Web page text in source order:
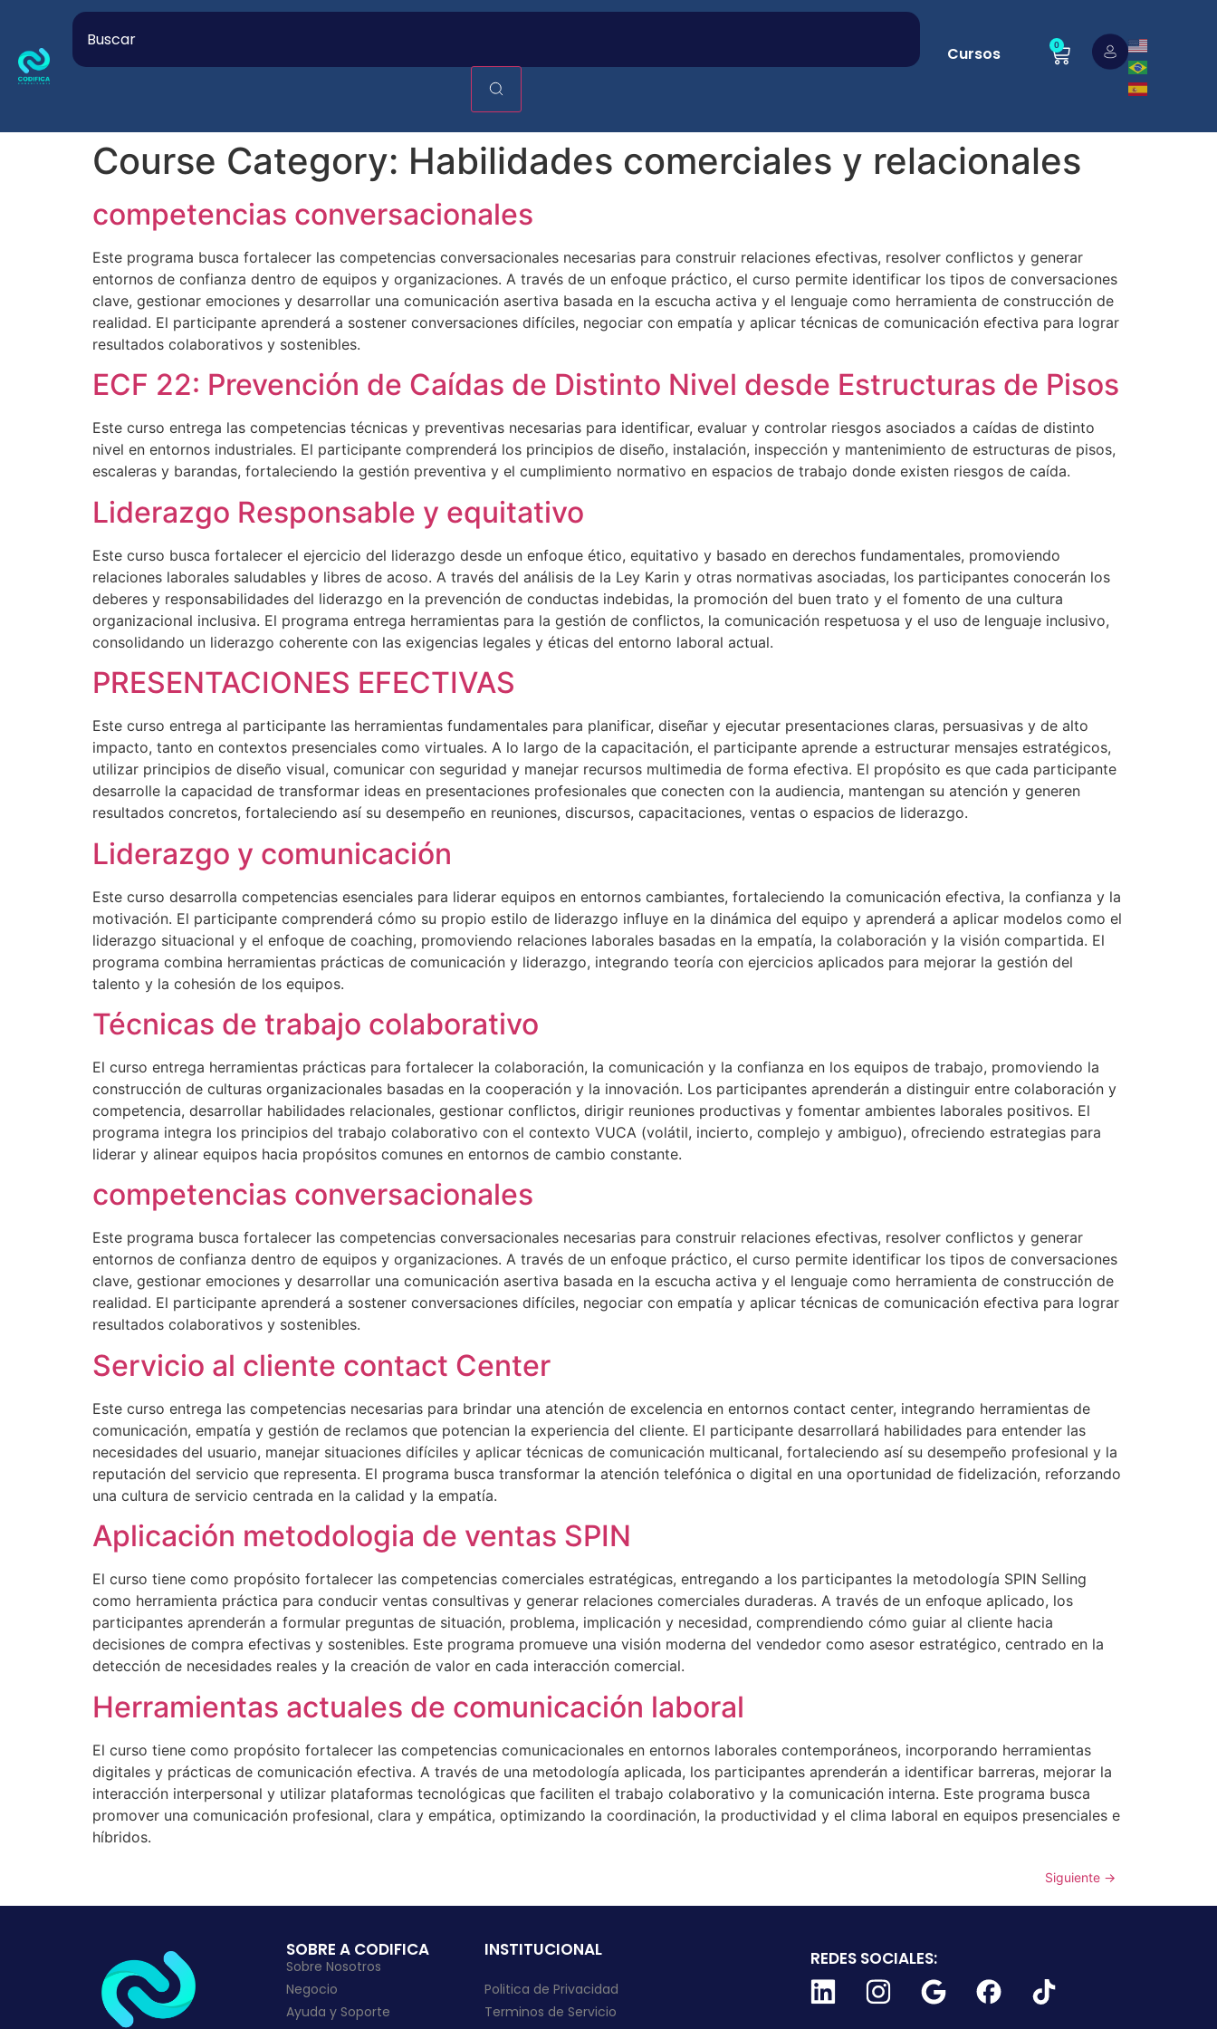
Cursos 0
Course Category: Habilidades comerciales y relacionales
competencias conversacionales
Este programa busca fortalecer las competencias conversacionales necesarias para construir relaciones efectivas, resolver conflictos y generar
entornos de confianza dentro de equipos y organizaciones. A través de un enfoque práctico, el curso permite identificar los tipos de conversaciones
clave, gestionar emociones y desarrollar una comunicación asertiva basada en la escucha activa y el lenguaje como herramienta de construcción de
realidad. El participante aprenderá a sostener conversaciones difíciles, negociar con empatía y aplicar técnicas de comunicación efectiva para lograr
resultados colaborativos y sostenibles.
ECF 22: Prevención de Caídas de Distinto Nivel desde Estructuras de Pisos
Este curso entrega las competencias técnicas y preventivas necesarias para identificar, evaluar y controlar riesgos asociados a caídas de distinto
nivel en entornos industriales. El participante comprenderá los principios de diseño, instalación, inspección y mantenimiento de estructuras de pisos,
escaleras y barandas, fortaleciendo la gestión preventiva y el cumplimiento normativo en espacios de trabajo donde existen riesgos de caída.
Liderazgo Responsable y equitativo
Este curso busca fortalecer el ejercicio del liderazgo desde un enfoque ético, equitativo y basado en derechos fundamentales, promoviendo
relaciones laborales saludables y libres de acoso. A través del análisis de la Ley Karin y otras normativas asociadas, los participantes conocerán los
deberes y responsabilidades del liderazgo en la prevención de conductas indebidas, la promoción del buen trato y el fomento de una cultura
organizacional inclusiva. El programa entrega herramientas para la gestión de conflictos, la comunicación respetuosa y el uso de lenguaje inclusivo,
consolidando un liderazgo coherente con las exigencias legales y éticas del entorno laboral actual.
PRESENTACIONES EFECTIVAS
Este curso entrega al participante las herramientas fundamentales para planificar, diseñar y ejecutar presentaciones claras, persuasivas y de alto
impacto, tanto en contextos presenciales como virtuales. A lo largo de la capacitación, el participante aprende a estructurar mensajes estratégicos,
utilizar principios de diseño visual, comunicar con seguridad y manejar recursos multimedia de forma efectiva. El propósito es que cada participante
desarrolle la capacidad de transformar ideas en presentaciones profesionales que conecten con la audiencia, mantengan su atención y generen
resultados concretos, fortaleciendo así su desempeño en reuniones, discursos, capacitaciones, ventas o espacios de liderazgo.
Liderazgo y comunicación
Este curso desarrolla competencias esenciales para liderar equipos en entornos cambiantes, fortaleciendo la comunicación efectiva, la confianza y la
motivación. El participante comprenderá cómo su propio estilo de liderazgo influye en la dinámica del equipo y aprenderá a aplicar modelos como el
liderazgo situacional y el enfoque de coaching, promoviendo relaciones laborales basadas en la empatía, la colaboración y la visión compartida. El
programa combina herramientas prácticas de comunicación y liderazgo, integrando teoría con ejercicios aplicados para mejorar la gestión del
talento y la cohesión de los equipos.
Técnicas de trabajo colaborativo
El curso entrega herramientas prácticas para fortalecer la colaboración, la comunicación y la confianza en los equipos de trabajo, promoviendo la
construcción de culturas organizacionales basadas en la cooperación y la innovación. Los participantes aprenderán a distinguir entre colaboración y
competencia, desarrollar habilidades relacionales, gestionar conflictos, dirigir reuniones productivas y fomentar ambientes laborales positivos. El
programa integra los principios del trabajo colaborativo con el contexto VUCA (volátil, incierto, complejo y ambiguo), ofreciendo estrategias para
liderar y alinear equipos hacia propósitos comunes en entornos de cambio constante.
competencias conversacionales
Este programa busca fortalecer las competencias conversacionales necesarias para construir relaciones efectivas, resolver conflictos y generar
entornos de confianza dentro de equipos y organizaciones. A través de un enfoque práctico, el curso permite identificar los tipos de conversaciones
clave, gestionar emociones y desarrollar una comunicación asertiva basada en la escucha activa y el lenguaje como herramienta de construcción de
realidad. El participante aprenderá a sostener conversaciones difíciles, negociar con empatía y aplicar técnicas de comunicación efectiva para lograr
resultados colaborativos y sostenibles.
Servicio al cliente contact Center
Este curso entrega las competencias necesarias para brindar una atención de excelencia en entornos contact center, integrando herramientas de
comunicación, empatía y gestión de reclamos que potencian la experiencia del cliente. El participante desarrollará habilidades para entender las
necesidades del usuario, manejar situaciones difíciles y aplicar técnicas de comunicación multicanal, fortaleciendo así su desempeño profesional y la
reputación del servicio que representa. El programa busca transformar la atención telefónica o digital en una oportunidad de fidelización, reforzando
una cultura de servicio centrada en la calidad y la empatía.
Aplicación metodologia de ventas SPIN
El curso tiene como propósito fortalecer las competencias comerciales estratégicas, entregando a los participantes la metodología SPIN Selling
como herramienta práctica para conducir ventas consultivas y generar relaciones comerciales duraderas. A través de un enfoque aplicado, los
participantes aprenderán a formular preguntas de situación, problema, implicación y necesidad, comprendiendo cómo guiar al cliente hacia
decisiones de compra efectivas y sostenibles. Este programa promueve una visión moderna del vendedor como asesor estratégico, centrado en la
detección de necesidades reales y la creación de valor en cada interacción comercial.
Herramientas actuales de comunicación laboral
El curso tiene como propósito fortalecer las competencias comunicacionales en entornos laborales contemporáneos, incorporando herramientas
digitales y prácticas de comunicación efectiva. A través de una metodología aplicada, los participantes aprenderán a identificar barreras, mejorar la
interacción interpersonal y utilizar plataformas tecnológicas que faciliten el trabajo colaborativo y la comunicación interna. Este programa busca
promover una comunicación profesional, clara y empática, optimizando la coordinación, la productividad y el clima laboral en equipos presenciales e
híbridos.
Siguiente →
SOBRE A CODIFICA
Sobre Nosotros
Negocio
Ayuda y Soporte
INSTITUCIONAL
Politica de Privacidad
Terminos de Servicio
REDES SOCIALES: